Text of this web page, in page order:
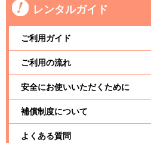
レンタルガイド
ご利用ガイド
ご利用の流れ
安全にお使いいただくために
補償制度について
よくある質問